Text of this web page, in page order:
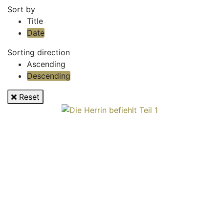
Sort by
Title
Date
Sorting direction
Ascending
Descending
Reset